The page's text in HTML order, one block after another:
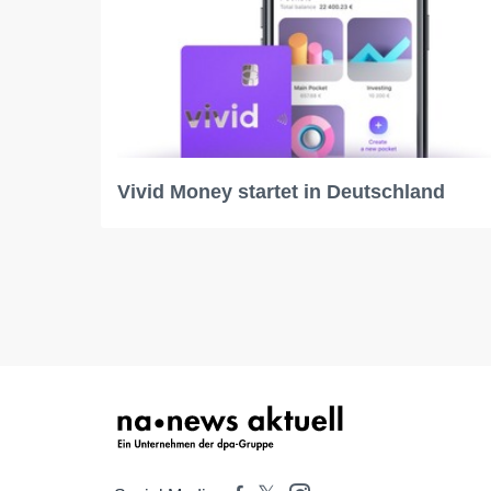
Vivid Money startet in Deutschland